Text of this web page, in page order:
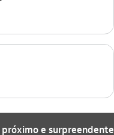
e surpreendente